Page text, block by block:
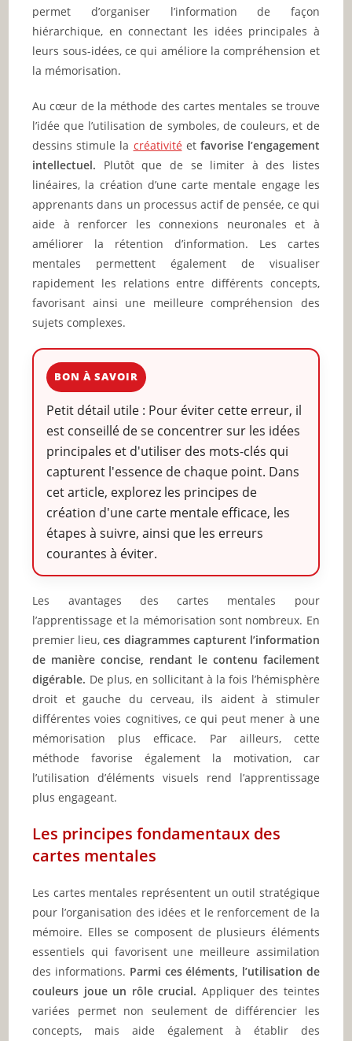
permet d’organiser l’information de façon
hiérarchique, en connectant les idées principales à
leurs sous-idées, ce qui améliore la compréhension et
la mémorisation.
Au cœur de la méthode des cartes mentales se trouve
l’idée que l’utilisation de symboles, de couleurs, et de
dessins stimule la créativité et favorise l’engagement
intellectuel. Plutôt que de se limiter à des listes
linéaires, la création d’une carte mentale engage les
apprenants dans un processus actif de pensée, ce qui
aide à renforcer les connexions neuronales et à
améliorer la rétention d’information. Les cartes
mentales permettent également de visualiser
rapidement les relations entre différents concepts,
favorisant ainsi une meilleure compréhension des
sujets complexes.
BON À SAVOIR
Petit détail utile : Pour éviter cette erreur, il
est conseillé de se concentrer sur les idées
principales et d'utiliser des mots-clés qui
capturent l'essence de chaque point. Dans
cet article, explorez les principes de
création d'une carte mentale efficace, les
étapes à suivre, ainsi que les erreurs
courantes à éviter.
Les avantages des cartes mentales pour
l’apprentissage et la mémorisation sont nombreux. En
premier lieu,ces diagrammes capturent l’information
de manière concise, rendant le contenu facilement
digérable. De plus, en sollicitant à la fois l’hémisphère
droit et gauche du cerveau, ils aident à stimuler
différentes voies cognitives, ce qui peut mener à une
mémorisation plus efficace. Par ailleurs, cette
méthode favorise également la motivation, car
l’utilisation d’éléments visuels rend l’apprentissage
plus engageant.
Les principes fondamentaux des
cartes mentales
Les cartes mentales représentent un outil stratégique
pour l’organisation des idées et le renforcement de la
mémoire. Elles se composent de plusieurs éléments
essentiels qui favorisent une meilleure assimilation
des informations. Parmi ces éléments, l’utilisation de
couleurs joue un rôle crucial. Appliquer des teintes
variées permet non seulement de différencier les
concepts, mais aide également à établir des